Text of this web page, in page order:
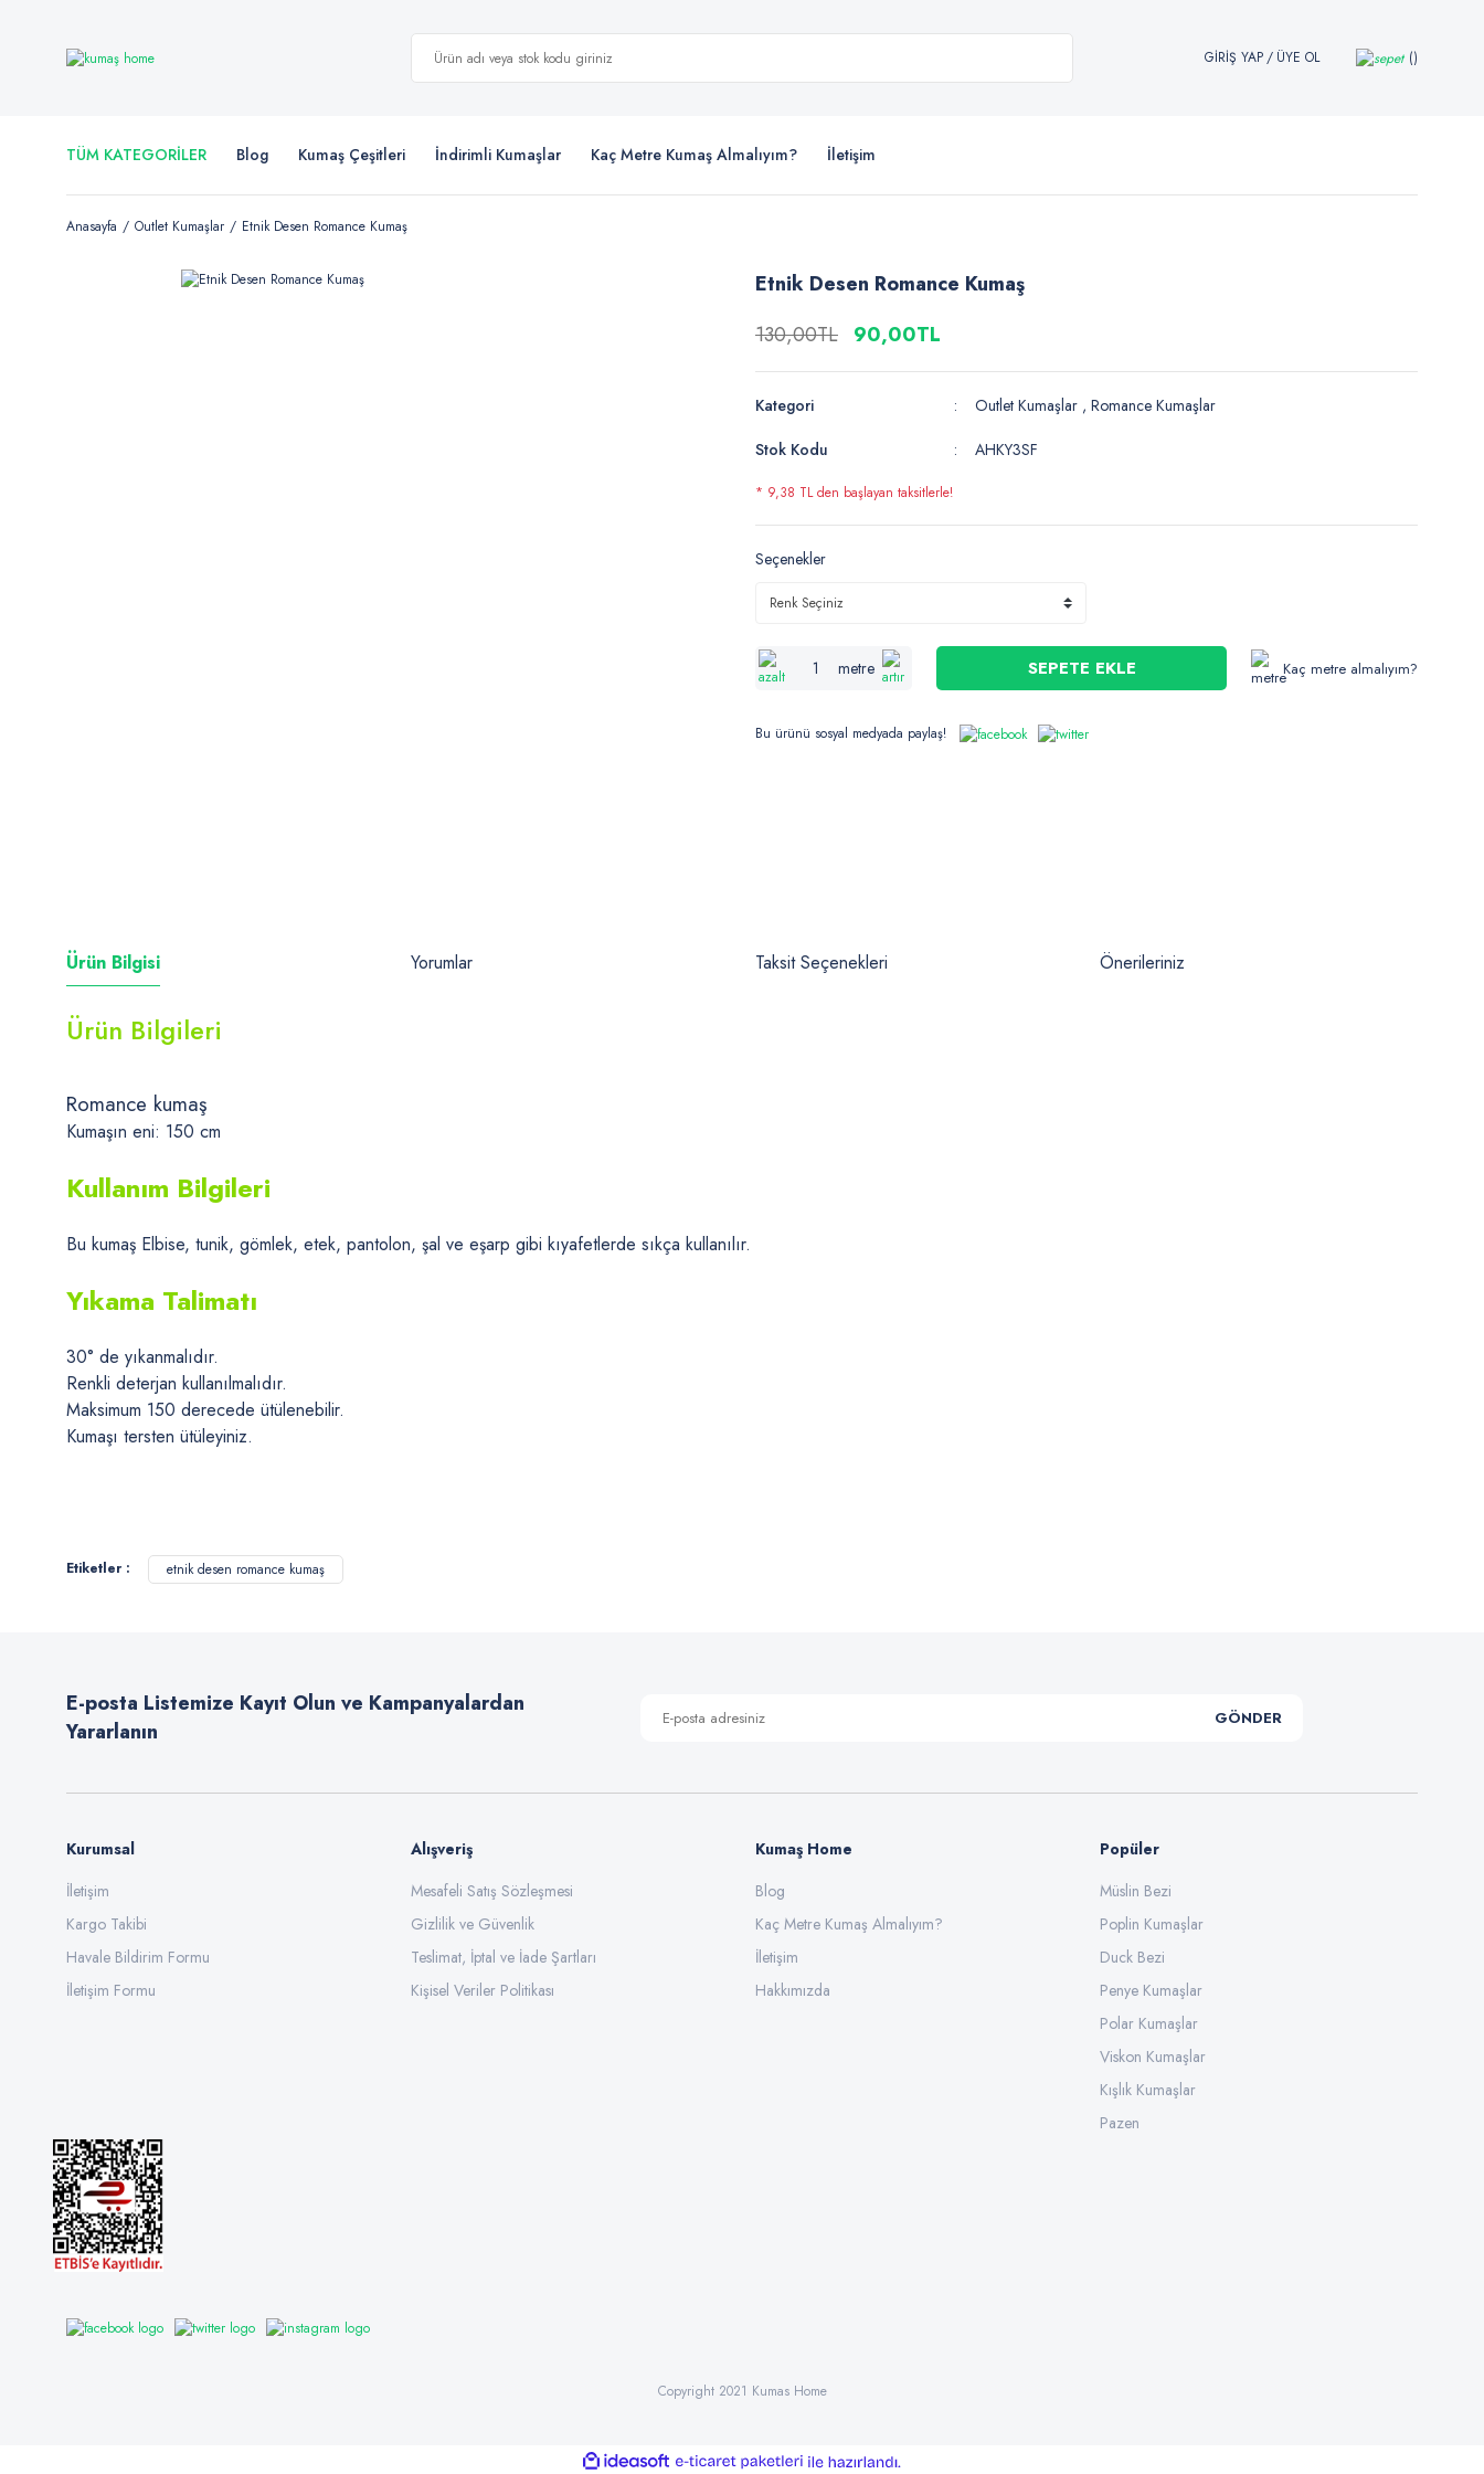
GİRİŞ YAP/ ÜYE OL
TÜM KATEGORİLER Blog Kumaş Çeşitleri İndirimli Kumaşlar Kaç Metre Kumaş Almalıyım? İletişim
Anasayfa Outlet Kumaşlar Etnik Desen Romance Kumaş
Etnik Desen Romance Kumaş
130,00TL 90,00TL
Kategori Outlet Kumaşlar , Romance Kumaşlar
Stok Kodu
AHKY3SF
* 9,38 TL den başlayan taksitlerle!
Seçenekler
metre SEPETE EKLE Kaç metre almalıyım?
Bu ürünü sosyal medyada paylaş!
Ürün Bilgisi Yorumlar Taksit Seçenekleri Önerileriniz
Ürün Bilgileri
Romance kumaş
Kumaşın eni: 150 cm
Kullanım Bilgileri
Bu kumaş Elbise, tunik, gömlek, etek, pantolon, şal ve eşarp gibi kıyafetlerde sıkça kullanılır.
Yıkama Talimatı
30° de yıkanmalıdır.
Renkli deterjan kullanılmalıdır.
Maksimum 150 derecede ütülenebilir.
Kumaşı tersten ütüleyiniz.
Ürün resmi kalitesiz, bozuk veya görüntülenemiyor.
Ürün fiyatı diğer sitelerden daha pahalı.
Bu ürüne benzer farklı alternatifler olmalı.
Gönder
Etiketler : etnik desen romance kumaş
E-posta Listemize Kayıt Olun ve Kampanyalardan
Yararlanın
GÖNDER
Kurumsal
İletişim
Kargo Takibi
Havale Bildirim Formu
İletişim Formu
Alışveriş
Mesafeli Satış Sözleşmesi
Gizlilik ve Güvenlik
Teslimat, İptal ve İade Şartları
Kişisel Veriler Politikası
Kumaş Home
Blog
Kaç Metre Kumaş Almalıyım?
İletişim
Hakkımızda
Popüler
Müslin Bezi
Poplin Kumaşlar
Duck Bezi
Penye Kumaşlar
Polar Kumaşlar
Viskon Kumaşlar
Kışlık Kumaşlar
Pazen
Copyright 2021 Kumas Home
ideasoft e-